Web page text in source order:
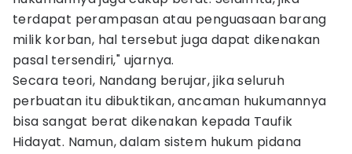
terdapat perampasan atau penguasaan barang
milik korban, hal tersebut juga dapat dikenakan
pasal tersendiri," ujarnya.
Secara teori, Nandang berujar, jika seluruh
perbuatan itu dibuktikan, ancaman hukumannya
bisa sangat berat dikenakan kepada Taufik
Hidayat. Namun, dalam sistem hukum pidana